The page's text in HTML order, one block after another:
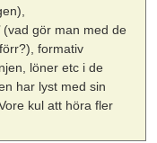
(vad gör man med de
formativ
löner etc i de
har lyst med sin
kul att höra fler